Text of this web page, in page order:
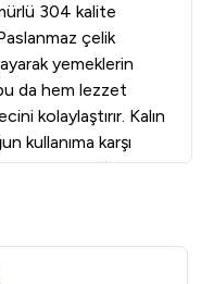
304 kalite
çelik
yemeklerin
bu da hem lezzet
kolaylaştırır. Kalın
kullanıma karşı
ve sağlam
yoğun temposunda